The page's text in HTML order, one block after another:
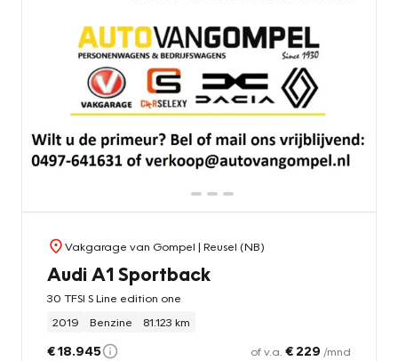
Vakgarage van Gompel | Reusel (NB)
Audi A1 Sportback
30 TFSI S Line edition one
2019
Benzine 81.123 km
€ 18.945 of v.a. € 229 /mnd